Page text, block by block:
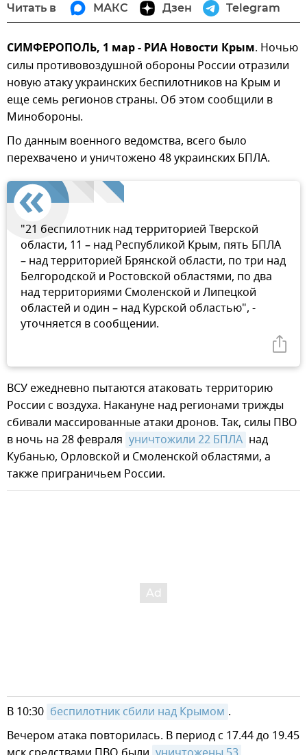
Читать в МАКС Дзен Telegram
СИМФЕРОПОЛЬ, 1 мар - РИА Новости Крым. Ночью
силы противовоздушной обороны России отразили
новую атаку украинских беспилотников на Крым и
еще семь регионов страны. Об этом сообщили в
Минобороны.
По данным военного ведомства, всего было
перехвачено и уничтожено 48 украинских БПЛА.
"21 беспилотник над территорией Тверской
области, 11 – над Республикой Крым, пять БПЛА
– над территорией Брянской области, по три над
Белгородской и Ростовской областями, по два
над территориями Смоленской и Липецкой
областей и один – над Курской областью", -
уточняется в сообщении.
ВСУ ежедневно пытаются атаковать территорию
России с воздуха. Накануне над регионами трижды
сбивали массированные атаки дронов. Так, силы ПВО
в ночь на 28 февраля уничтожили 22 БПЛА над
Кубанью, Орловской и Смоленской областями, а
также приграничьем России.
В 10:30 беспилотник сбили над Крымом .
Вечером атака повторилась. В период с 17.44 до 19.45